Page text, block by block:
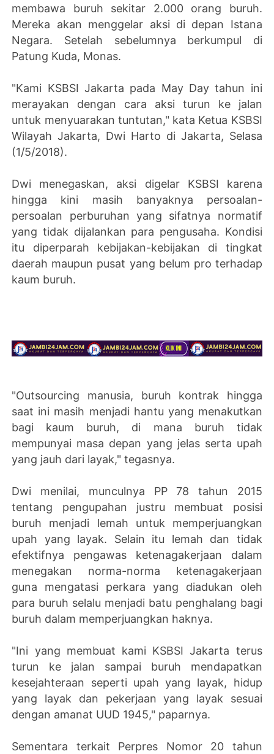
membawa buruh sekitar 2.000 orang buruh.
Mereka akan menggelar aksi di depan Istana
Negara. Setelah sebelumnya berkumpul di
Patung Kuda, Monas.
"Kami KSBSI Jakarta pada May Day tahun ini
merayakan dengan cara aksi turun ke jalan
untuk menyuarakan tuntutan," kata Ketua KSBSI
Wilayah Jakarta, Dwi Harto di Jakarta, Selasa
(1/5/2018).
Dwi menegaskan, aksi digelar KSBSI karena
hingga kini masih banyaknya persoalan-
persoalan perburuhan yang sifatnya normatif
yang tidak dijalankan para pengusaha. Kondisi
itu diperparah kebijakan-kebijakan di tingkat
daerah maupun pusat yang belum pro terhadap
kaum buruh.
"Outsourcing manusia, buruh kontrak hingga
saat ini masih menjadi hantu yang menakutkan
bagi kaum buruh, di mana buruh tidak
mempunyai masa depan yang jelas serta upah
yang jauh dari layak," tegasnya.
Dwi menilai, munculnya PP 78 tahun 2015
tentang pengupahan justru membuat posisi
buruh menjadi lemah untuk memperjuangkan
upah yang layak. Selain itu lemah dan tidak
efektifnya pengawas ketenagakerjaan dalam
menegakan norma-norma ketenagakerjaan
guna mengatasi perkara yang diadukan oleh
para buruh selalu menjadi batu penghalang bagi
buruh dalam memperjuangkan haknya.
"Ini yang membuat kami KSBSI Jakarta terus
turun ke jalan sampai buruh mendapatkan
kesejahteraan seperti upah yang layak, hidup
yang layak dan pekerjaan yang layak sesuai
dengan amanat UUD 1945," paparnya.
Sementara terkait Perpres Nomor 20 tahun